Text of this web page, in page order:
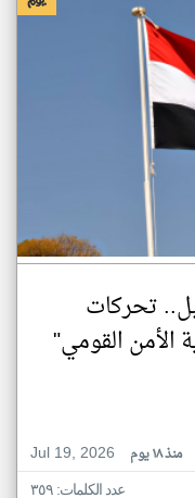
تحركات
الأمن القومي"
Jul 19, 2026
منذ ١٨ يوم
عدد الكلمات: ٣٥٩